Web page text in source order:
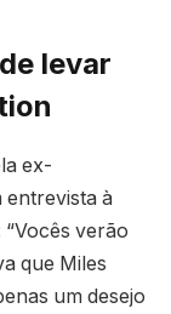
levar
ex-
entrevista à
verão
que Miles
um desejo